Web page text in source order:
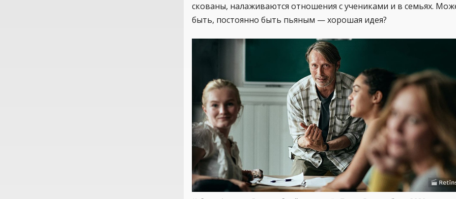
скованы, налаживаются отношения с учениками и в семьях.
быть, постоянно быть пьяным — хорошая идея?